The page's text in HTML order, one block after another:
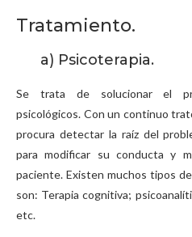
Tratamiento.
a) Psicoterapia.
Se trata de solucionar el
psicológicos. Con un continuo
procura detectar la raíz del
para modificar su conducta y
paciente. Existen muchos tipos
son: Terapia cognitiva;
etc.